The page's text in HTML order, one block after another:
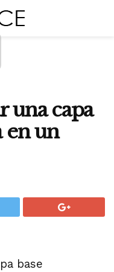
una capa
en un
base